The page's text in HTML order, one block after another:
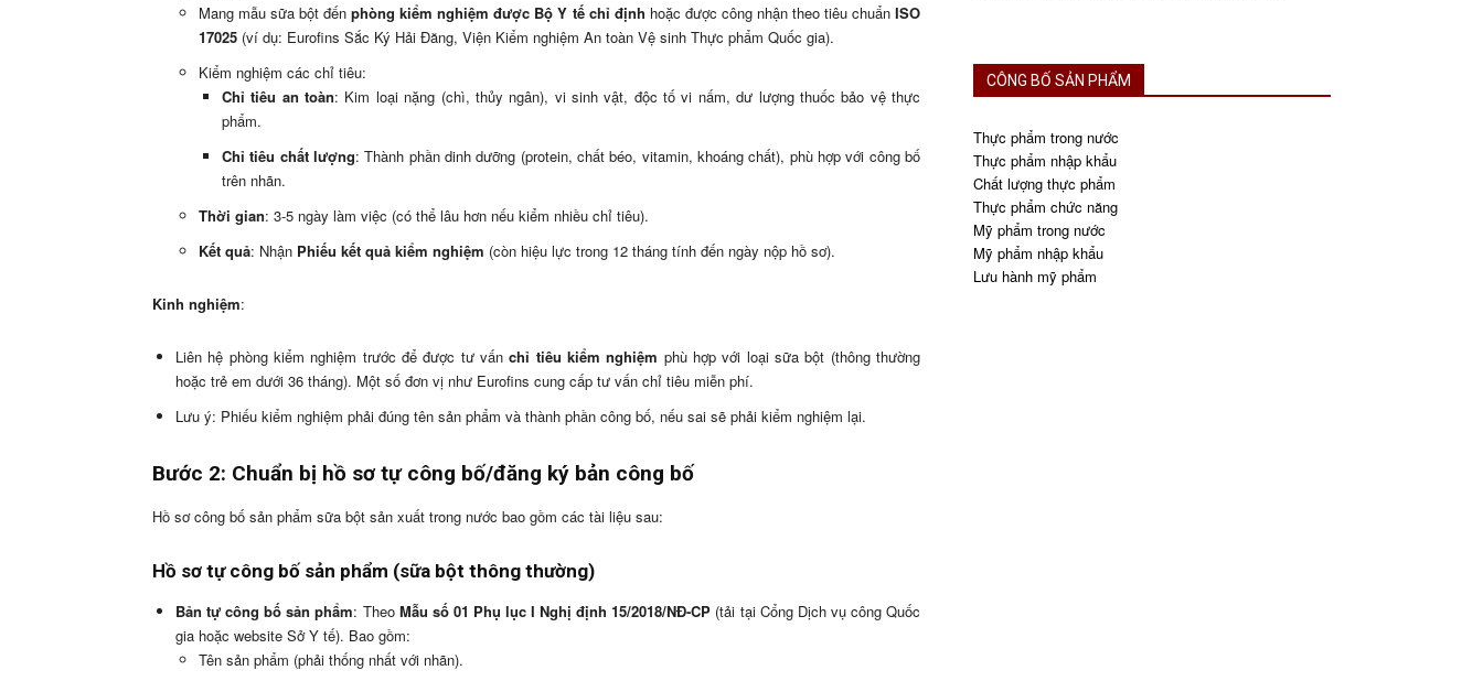
Mang mẫu sữa bột đếnphòng kiểm nghiệm được Bộ Y tế chỉ định hoặc được công nhận theo tiêu chuẩnISO
17025 (ví dụ: Eurofins Sắc Ký Hải Đăng, Viện Kiểm nghiệm An toàn Vệ sinh Thực phẩm Quốc gia).
Kiểm nghiệm các chỉ tiêu:
Chỉ tiêu an toàn: Kim loại nặng (chì, thủy ngân), vi sinh vật, độc tố vi nấm, dư lượng thuốc bảo vệ thực
phẩm.
Chỉ tiêu chất lượng: Thành phần dinh dưỡng (protein, chất béo, vitamin, khoáng chất), phù hợp với công bố
trên nhãn.
Thời gian: 3-5 ngày làm việc (có thể lâu hơn nếu kiểm nhiều chỉ tiêu).
Kết quả: Nhận Phiếu kết quả kiểm nghiệm (còn hiệu lực trong 12 tháng tính đến ngày nộp hồ sơ).
Kinh nghiệm:
Liên hệ phòng kiểm nghiệm trước để được tư vấnchỉ tiêu kiểm nghiệm phù hợp với loại sữa bột (thông thường
hoặc trẻ em dưới 36 tháng). Một số đơn vị như Eurofins cung cấp tư vấn chỉ tiêu miễn phí.
Lưu ý: Phiếu kiểm nghiệm phải đúng tên sản phẩm và thành phần công bố, nếu sai sẽ phải kiểm nghiệm lại.
Bước 2: Chuẩn bị hồ sơ tự công bố/đăng ký bản công bố
Hồ sơ công bố sản phẩm sữa bột sản xuất trong nước bao gồm các tài liệu sau:
Hồ sơ tự công bố sản phẩm (sữa bột thông thường)
Bản tự công bố sản phẩm: Theo Mẫu số 01 Phụ lục I Nghị định 15/2018/NĐ-CP (tải tại Cổng Dịch vụ công Quốc
gia hoặc website Sở Y tế). Bao gồm:
Tên sản phẩm (phải thống nhất với nhãn).
CÔNG BỐ SẢN PHẨM
Thực phẩm trong nước
Thực phẩm nhập khẩu
Chất lượng thực phẩm
Thực phẩm chức năng
Mỹ phẩm trong nước
Mỹ phẩm nhập khẩu
Lưu hành mỹ phẩm